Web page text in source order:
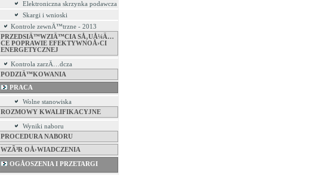
Elektroniczna skrzynka podawcza
Skargi i wnioski
Kontrole zewnÄ™trzne - 2013
PRZEDSIÄ™WZIÄ™CIA SÅ‚UÅ¼Ä…
CE POPRAWIE EFEKTYWNOÅ›CI
ENERGETYCZNEJ
Kontrola zarzÄ…dcza
PODZIÄ™KOWANIA
PRACA
Wolne stanowiska
ROZMOWY KWALIFIKACYJNE
Wyniki naboru
PROCEDURA NABORU
WZÃ³R OÅ›WIADCZENIA
OGÅOSZENIA I PRZETARGI